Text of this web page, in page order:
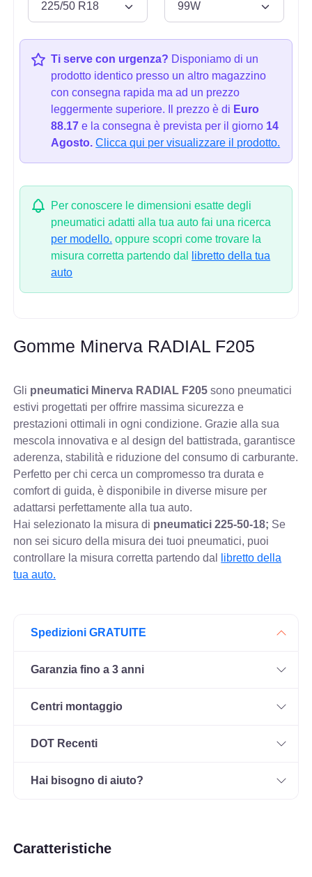
Ti serve con urgenza? Disponiamo di un
prodotto identico presso un altro magazzino
con consegna rapida ma ad un prezzo
leggermente superiore. Il prezzo è di Euro
88.17 e la consegna è prevista per il giorno 14
Agosto. Clicca qui per visualizzare il prodotto.
Per conoscere le dimensioni esatte degli
pneumatici adatti alla tua auto fai una ricerca
per modello. oppure scopri come trovare la
misura corretta partendo dal
libretto della tua
auto
Gomme Minerva RADIAL F205
Gli pneumatici Minerva RADIAL F205 sono pneumatici
estivi progettati per offrire massima sicurezza e
prestazioni ottimali in ogni condizione. Grazie alla sua
mescola innovativa e al design del battistrada, garantisce
aderenza, stabilità e riduzione del consumo di carburante.
Perfetto per chi cerca un compromesso tra durata e
comfort di guida, è disponibile in diverse misure per
adattarsi perfettamente alla tua auto.
Hai selezionato la misura di pneumatici225-50-18; Se
non sei sicuro della misura dei tuoi pneumatici, puoi
controllare la misura corretta partendo dal
libretto della
tua auto.
Spedizioni GRATUITE
Garanzia fino a 3 anni
Centri montaggio
DOT Recenti
Hai bisogno di aiuto?
Caratteristiche